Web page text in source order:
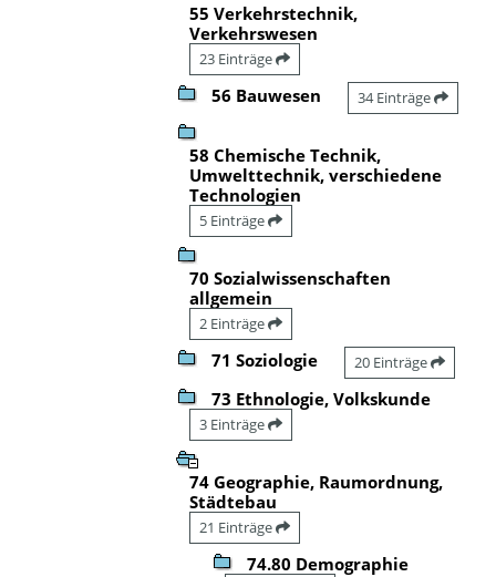
55 Verkehrstechnik,
Verkehrswesen
23 Einträge
56 Bauwesen 34 Einträge
58 Chemische Technik,
Umwelttechnik, verschiedene
Technologien
5 Einträge
70 Sozialwissenschaften
allgemein
2 Einträge
71 Soziologie 20 Einträge
73 Ethnologie, Volkskunde
3 Einträge
74 Geographie, Raumordnung,
Städtebau
21 Einträge
74.80 Demographie